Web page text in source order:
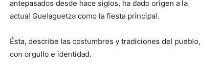
antepasados desde hace siglos, ha dado origen a la
actual Guelaguetza como la fiesta principal.
Ésta, describe las costumbres y tradiciones del pueblo,
con orgullo e identidad.